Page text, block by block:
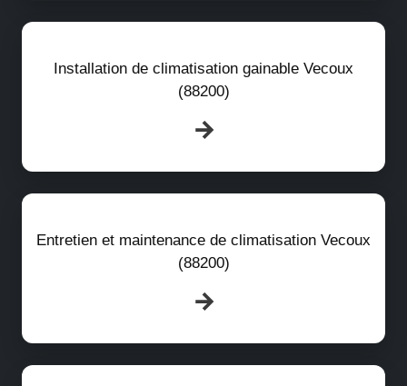
Installation de climatisation gainable Vecoux
(88200)
Entretien et maintenance de climatisation Vecoux
(88200)